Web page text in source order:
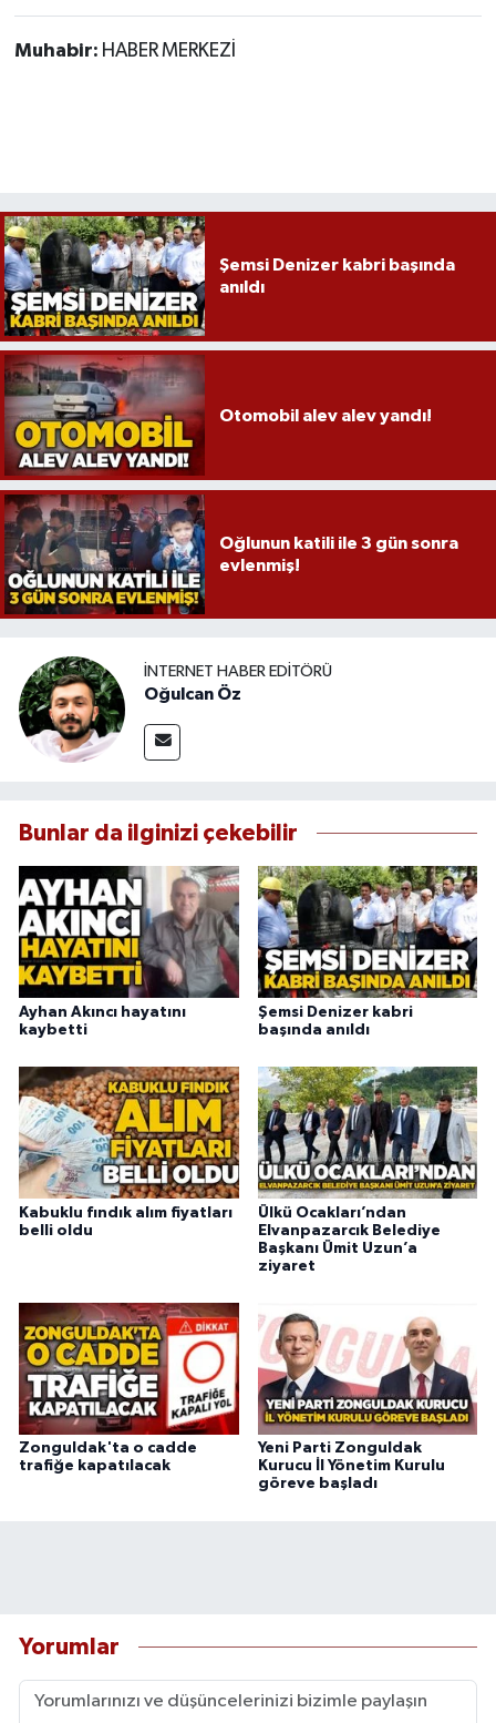
Muhabir: HABER MERKEZİ
Şemsi Denizer kabri başında
anıldı
Otomobil alev alev yandı!
Oğlunun katili ile 3 gün sonra
evlenmiş!
İNTERNET HABER EDITÖRÜ
Oğulcan Öz
Bunlar da ilginizi çekebilir
Ayhan Akıncı hayatını
kaybetti
Şemsi Denizer kabri
başında anıldı
Kabuklu fındık alım fiyatları
belli oldu
Ülkü Ocakları’ndan
Elvanpazarcık Belediye
Başkanı Ümit Uzun’a
ziyaret
Zonguldak'ta o cadde
trafiğe kapatılacak
Yeni Parti Zonguldak
Kurucu İl Yönetim Kurulu
göreve başladı
Yorumlar